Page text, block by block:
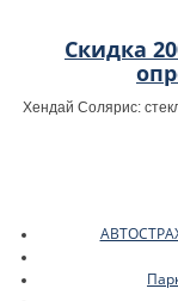
Скидка
Хендай Солярис: